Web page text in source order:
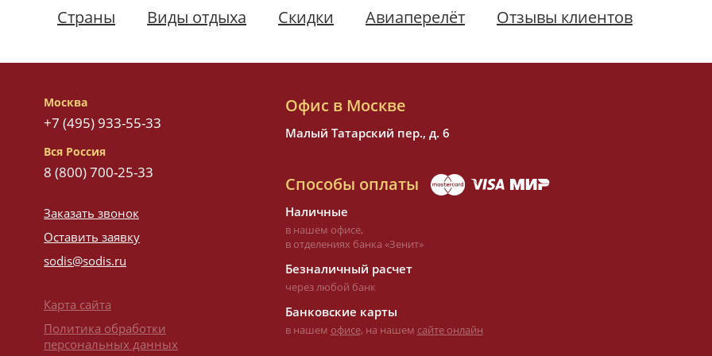
Страны Виды отдыха Скидки Авиаперелёт Отзывы клиентов
Москва
+7 (495) 933-55-33
Вся Россия
8 (800) 700-25-33
Заказать звонок
Оставить заявку
sodis@sodis.ru
Карта сайта
Политика обработки
персональных данных
Офис в Москве
Малый Татарский пер., д. 6
Способы оплаты
Наличные
в нашем офисе,
в отделениях банка «Зенит»
Безналичный расчет
через любой банк
Банковские карты
в нашем офисе, на нашем сайте онлайн